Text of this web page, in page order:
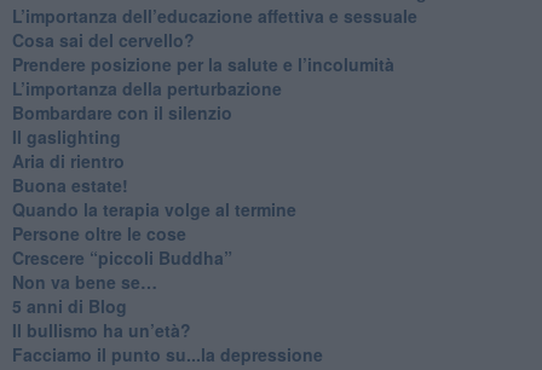
​L’importanza dell’educazione affettiva e sessuale
​Cosa sai del cervello?
Prendere posizione per la salute e l’incolumità
L’importanza della perturbazione
​Bombardare con il silenzio
Il gaslighting
Aria di rientro
Buona estate!
​Quando la terapia volge al termine
​Persone oltre le cose
​Crescere “piccoli Buddha”
Non va bene se…
​5 anni di Blog
​Il bullismo ha un’età?
Facciamo il punto su...la depressione